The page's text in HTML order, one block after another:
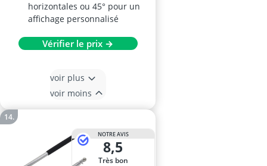
horizontales ou 45° pour un
affichage personnalisé
Vérifier le prix →
voir plus
voir moins
NOTRE AVIS
8,5
Très bon